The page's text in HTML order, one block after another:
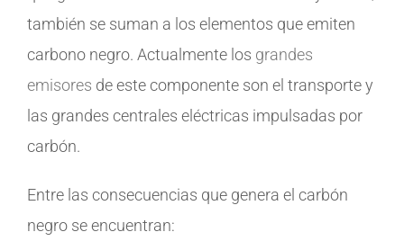
también se suman a los elementos que emiten
carbono negro. Actualmente los grandes
emisores de este componente son el transporte y
las grandes centrales eléctricas impulsadas por
carbón.
Entre las consecuencias que genera el carbón
negro se encuentran: